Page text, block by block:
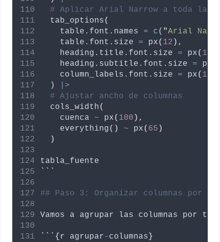
# Aplicar Arial Narrow a toda la
  tab_options
(
table.font.names
= c( "Arial
table.font.size
= px( 12 ) ,
heading.title.font.size
= px( 16
heading.subtitle.font.size
= px
column_labels.font.size
= px( 11
  )
|>
# Ajustar ancho de columnas
  cols_width
(
cuenca
~ px( 100 ),
    everything
() ~ px( 65 )
)
tabla_fuente
```
## Paso 3: Organizar columnas por
Vamos a agrupar las columnas por
``` { r agrupar- columnas }